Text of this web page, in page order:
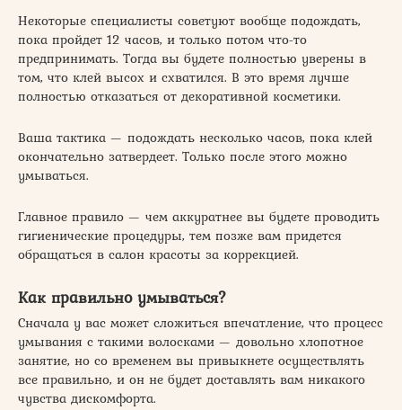
Некоторые специалисты советуют вообще подождать,
пока пройдет 12 часов, и только потом что-то
предпринимать. Тогда вы будете полностью уверены в
том, что клей высох и схватился. В это время лучше
полностью отказаться от декоративной косметики.
Ваша тактика — подождать несколько часов, пока клей
окончательно затвердеет. Только после этого можно
умываться.
Главное правило — чем аккуратнее вы будете проводить
гигиенические процедуры, тем позже вам придется
обращаться в салон красоты за коррекцией.
Как правильно умываться?
Сначала у вас может сложиться впечатление, что процесс
умывания с такими волосками — довольно хлопотное
занятие, но со временем вы привыкнете осуществлять
все правильно, и он не будет доставлять вам никакого
чувства дискомфорта.